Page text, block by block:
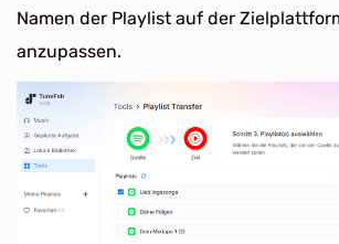
Namen der Playlist auf der
anzupassen.